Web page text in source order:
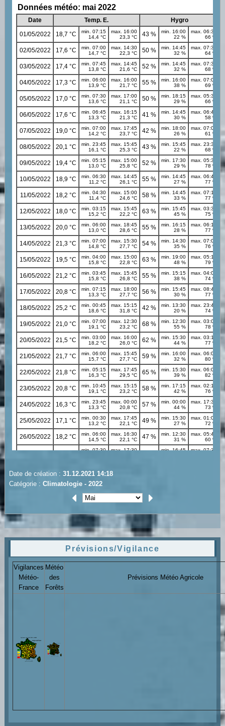
Date de création : 31.12.2021 14:18
Catégorie : Climatologie - 2022
Prévisions/Vigilance
Vigilances
Météo-
France
Météo
des
Forêts
Prévisions Météo Agricole